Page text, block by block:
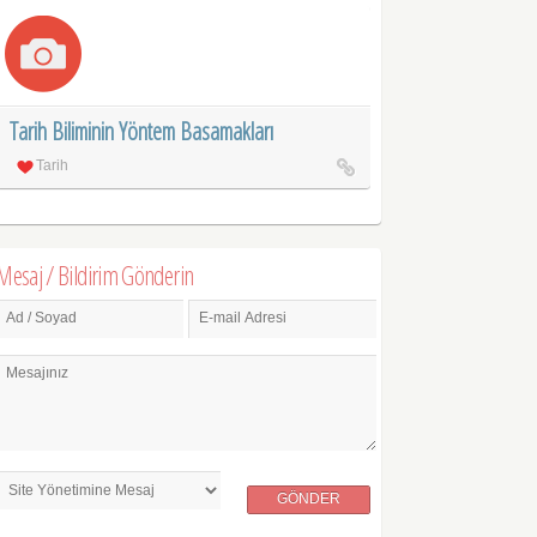
Tarih Biliminin Yöntem Basamakları
Tarih
/ Bildirim Gönderin
Ad / Soyad E-mail Adresi
Mesajınız
GÖNDER